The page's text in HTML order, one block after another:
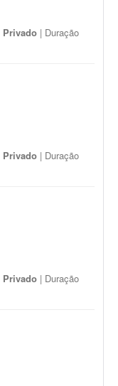
Privado | Duração
Privado | Duração
Privado | Duração